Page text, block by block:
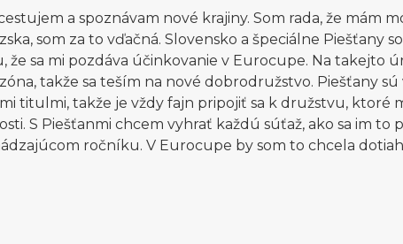
a spoznávam nové krajiny. Som rada, že mám
som za to vďačná. Slovensko a špeciálne Piešťany
že sa mi pozdáva účinkovanie v Eurocupe. Na takejto
takže sa teším na nové dobrodružstvo. Piešťany
titulmi, takže je vždy fajn pripojiť sa k družstvu, ktoré
S Piešťanmi chcem vyhrať každú súťaž, ako sa im to
ročníku. V Eurocupe by som to chcela